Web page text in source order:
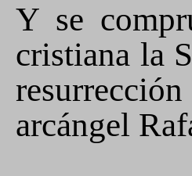
Yse
cristiana la
arcángel